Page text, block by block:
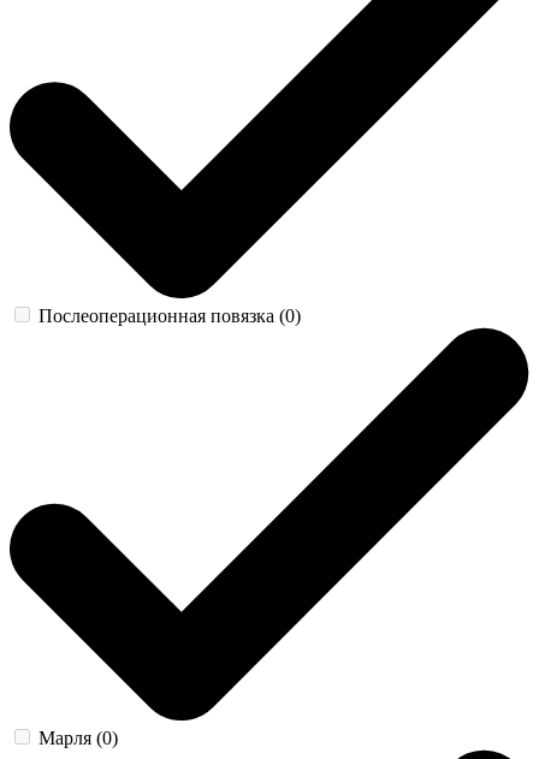
Послеоперационная повязка (0)
Марля (0)